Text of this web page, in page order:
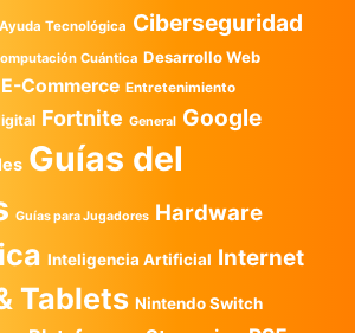
Ayuda Tecnológica Ciberseguridad
Cuántica Desarrollo Web
E-Commerce Entretenimiento
Fortnite General Google
Guías del
Guías para Jugadores Hardware
Inteligencia Artificial Internet
Tablets Nintendo Switch